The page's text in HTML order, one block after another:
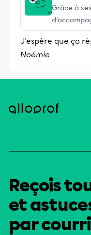
Grâce à
et leurs
J'espère que ça
Noémie
Reçois
et
par